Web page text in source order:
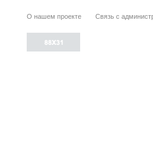
О нашем проекте Связь с